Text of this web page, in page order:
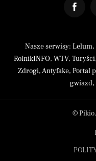
Nasze serwisy: Lelum,
RolnikINFO, WTV, Turyści,
Zdrogi,Antyfake, Portal
gwiazd,
©